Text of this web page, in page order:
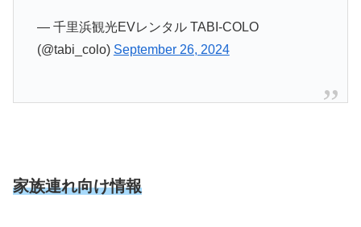
— 千里浜観光EVレンタル TABI-COLO
(@tabi_colo) September 26, 2024
家族連れ向け情報